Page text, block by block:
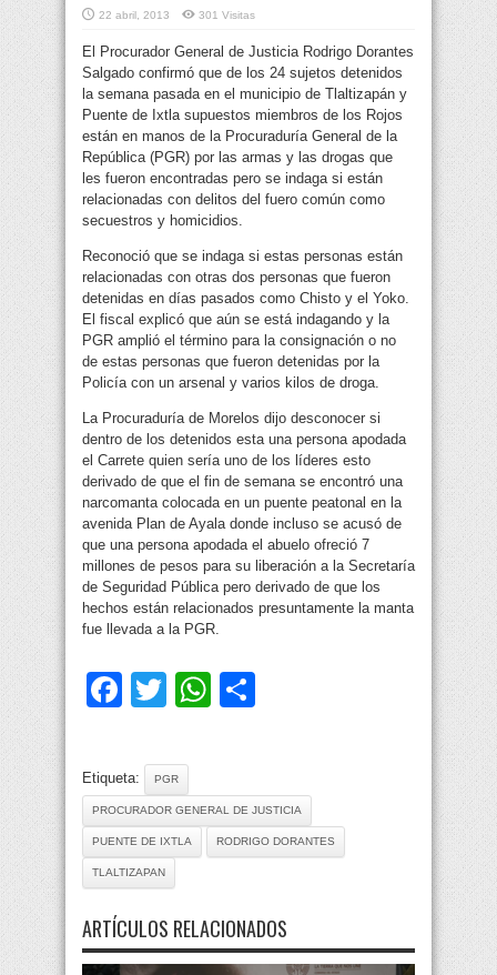
22 abril, 2013 301 Visitas
El Procurador General de Justicia Rodrigo Dorantes
Salgado confirmó que de los 24 sujetos detenidos
la semana pasada en el municipio de Tlaltizapán y
Puente de Ixtla supuestos miembros de los Rojos
están en manos de la Procuraduría General de la
República (PGR) por las armas y las drogas que
les fueron encontradas pero se indaga si están
relacionadas con delitos del fuero común como
secuestros y homicidios.
Reconoció que se indaga si estas personas están
relacionadas con otras dos personas que fueron
detenidas en días pasados como Chisto y el Yoko.
El fiscal explicó que aún se está indagando y la
PGR amplió el término para la consignación o no
de estas personas que fueron detenidas por la
Policía con un arsenal y varios kilos de droga.
La Procuraduría de Morelos dijo desconocer si
dentro de los detenidos esta una persona apodada
el Carrete quien sería uno de los líderes esto
derivado de que el fin de semana se encontró una
narcomanta colocada en un puente peatonal en la
avenida Plan de Ayala donde incluso se acusó de
que una persona apodada el abuelo ofreció 7
millones de pesos para su liberación a la Secretaría
de Seguridad Pública pero derivado de que los
hechos están relacionados presuntamente la manta
fue llevada a la PGR.
Facebook
TwitterWhatsApp
Etiqueta: PGR
PROCURADOR GENERAL DE JUSTICIA
PUENTE DE IXTLA RODRIGO DORANTES
TLALTIZAPAN
ARTÍCULOS RELACIONADOS